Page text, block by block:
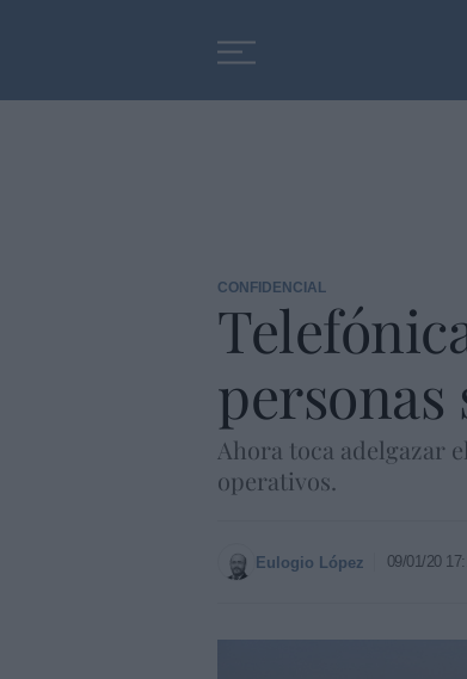
CONFIDENCIAL
Ahora toca adelgazar
operativos.
Eulogio López 09/01/20